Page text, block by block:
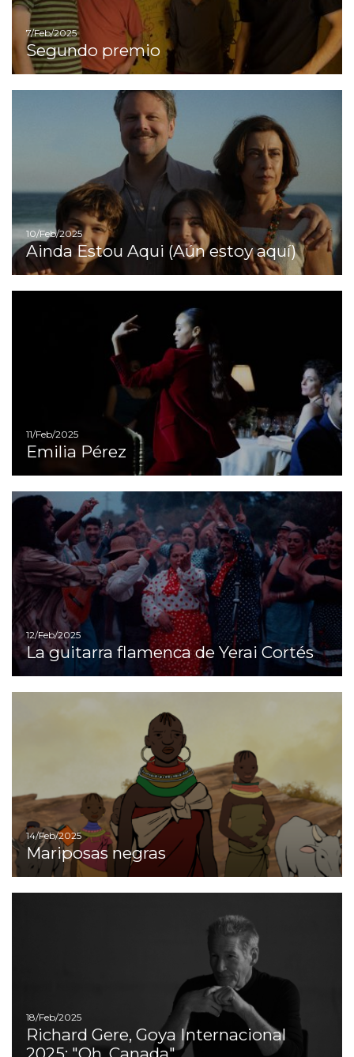
7/Feb/2025
Segundo premio
10/Feb/2025
Ainda Estou Aqui (Aún estoy aquí)
11/Feb/2025
Emilia Pérez
12/Feb/2025
La guitarra flamenca de Yerai Cortés
14/Feb/2025
Mariposas negras
18/Feb/2025
Richard Gere, Goya Internacional